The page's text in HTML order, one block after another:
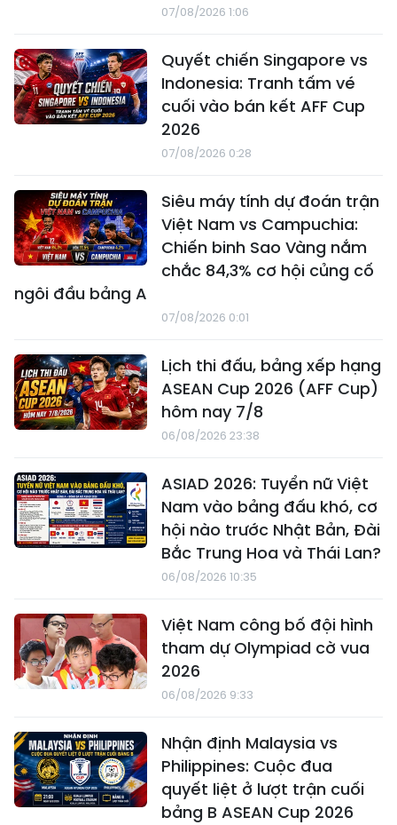
07/08/2026 1:06
Quyết chiến Singapore vs
Indonesia: Tranh tấm vé
cuối vào bán kết AFF Cup
2026
07/08/2026 0:28
Siêu máy tính dự đoán trận
Việt Nam vs Campuchia:
Chiến binh Sao Vàng nắm
chắc 84,3% cơ hội củng cố
ngôi đầu bảng A
07/08/2026 0:01
Lịch thi đấu, bảng xếp hạng
ASEAN Cup 2026 (AFF Cup)
hôm nay 7/8
06/08/2026 23:38
ASIAD 2026: Tuyển nữ Việt
Nam vào bảng đấu khó, cơ
hội nào trước Nhật Bản, Đài
Bắc Trung Hoa và Thái Lan?
06/08/2026 10:35
Việt Nam công bố đội hình
tham dự Olympiad cờ vua
2026
06/08/2026 9:33
Nhận định Malaysia vs
Philippines: Cuộc đua
quyết liệt ở lượt trận cuối
bảng B ASEAN Cup 2026